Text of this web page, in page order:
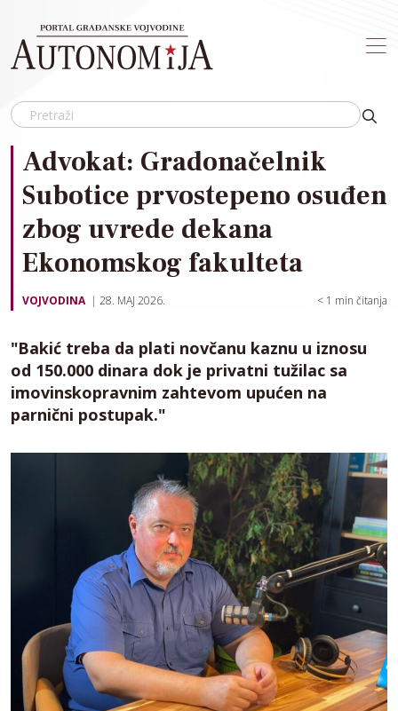
Advokat: Gradonačelnik
Subotice prvostepeno osuđen
zbog uvrede dekana
Ekonomskog fakulteta
VOJVODINA 28. MAJ 2026. < 1 min čitanja
"Bakić treba da plati novčanu kaznu u iznosu
od 150.000 dinara dok je privatni tužilac sa
imovinskopravnim zahtevom upućen na
parnični postupak."